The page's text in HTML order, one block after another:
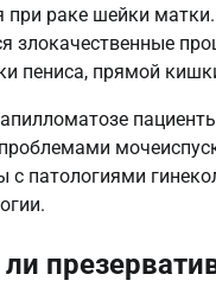
при раке шейки
злокачественные
пениса, прямой
патологиями